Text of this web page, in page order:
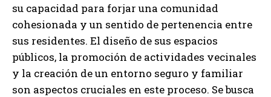
su capacidad para forjar una comunidad
cohesionada y un sentido de pertenencia entre
sus residentes. El diseño de sus espacios
públicos, la promoción de actividades vecinales
y la creación de un entorno seguro y familiar
son aspectos cruciales en este proceso. Se busca